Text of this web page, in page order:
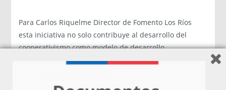
Para Carlos Riquelme Director de Fomento Los Ríos
esta iniciativa no solo contribuye al desarrollo del
cooperativismo como modelo de desarrollo,
impulsando redes de colaboración entre
generación de nuevos y mejores productos y servicios “